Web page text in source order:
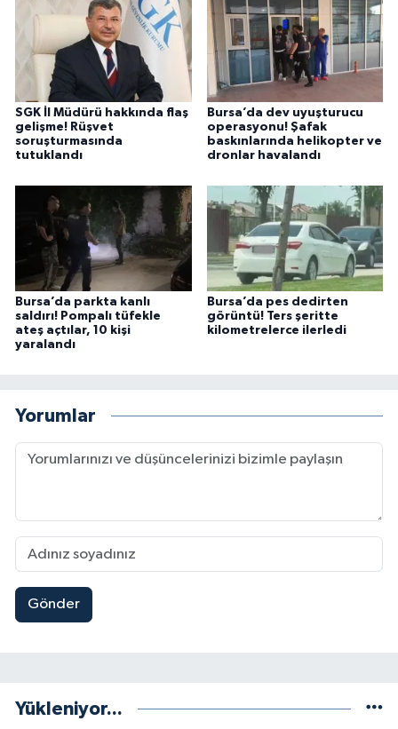
SGK İl Müdürü hakkında flaş
gelişme! Rüşvet
soruşturmasında
tutuklandı
Bursa’da dev uyuşturucu
operasyonu! Şafak
baskınlarında helikopter ve
dronlar havalandı
Bursa’da parkta kanlı
saldırı! Pompalı tüfekle
ateş açtılar, 10 kişi
yaralandı
Bursa’da pes dedirten
görüntü! Ters şeritte
kilometrelerce ilerledi
Yorumlar
Gönder
Yükleniyor...